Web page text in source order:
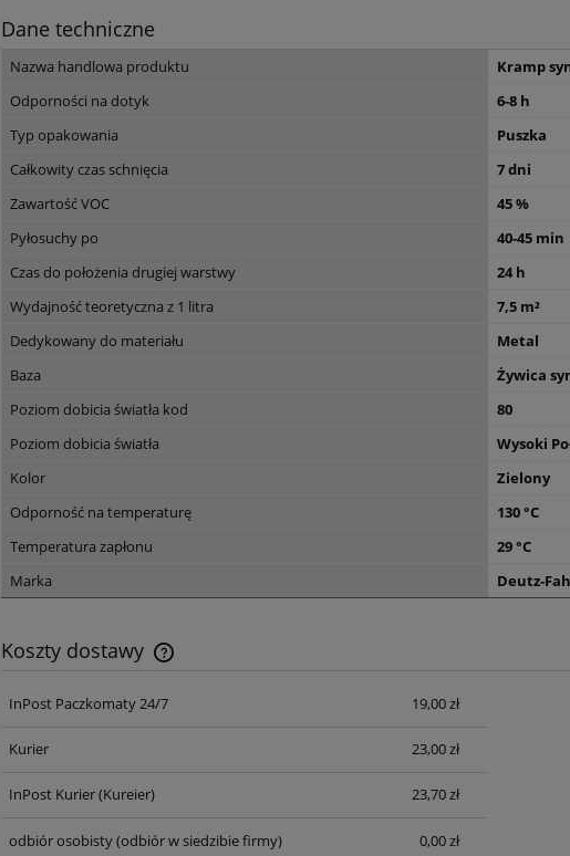
Dane techniczne
Nazwa handlowa produktu
Kramp
Odporności na dotyk
6-8 h
Typ opakowania
Puszka
Całkowity czas schnięcia
7 dni
Zawartość VOC
45 %
Pyłosuchy po
40-45 min
Czas do położenia drugiej warstwy
24 h
Wydajność teoretyczna z 1 litra
7,5 m²
Dedykowany do materiału
Metal
Baza
Żywica
Poziom dobicia światła kod
80
Poziom dobicia światła
Wysoki
Kolor
Zielony
Odporność na temperaturę
130 °C
Temperatura zapłonu
29 °C
Marka
Deutz-
Koszty dostawy
Cena nie zawiera ewentualnych kosztów
InPost Paczkomaty 24/7 19,00 zł
Kurier 23,00 zł
InPost Kurier(Kureier) 23,70 zł
odbiór osobisty(odbiór w siedzibie firmy) 0,00 zł